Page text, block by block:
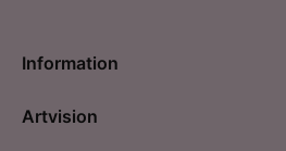
Information
Artvision